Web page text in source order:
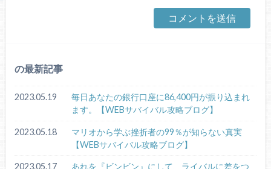
の最新記事
2023.05.19
毎日あなたの銀行口座に86,400円が振り込まれ
ます。【WEBサバイバル攻略ブログ】
2023.05.18
マリオから学ぶ挫折者の99％が知らない真実
【WEBサバイバル攻略ブログ】
2023.05.17
あれを『ビンビン』にして、ライバルに差をつ